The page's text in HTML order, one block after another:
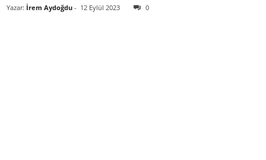
Yazar: İrem Aydoğdu - 12 Eylül 2023 0